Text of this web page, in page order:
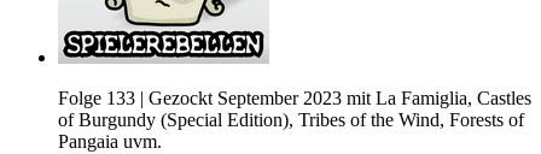
Folge 133 | Gezockt September 2023 mit La Famiglia, Castles
of Burgundy (Special Edition), Tribes of the Wind, Forests of
Pangaia uvm.